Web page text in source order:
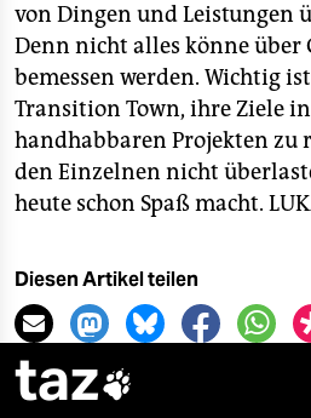
von Dingen und Leistungen
Denn nicht alles könne
bemessen werden. Wichtig
Transition Town, ihre Ziele
handhabbaren Projekten zu
den Einzelnen nicht
heute schon Spaß macht.
Diesen Artikel teilen
taz